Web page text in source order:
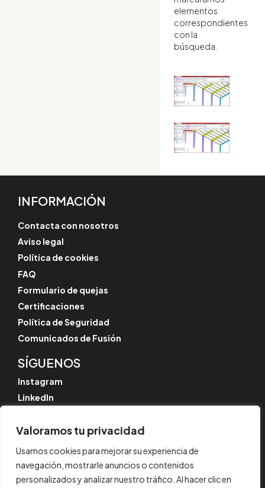
Valoramos tu privacidad
Usamos cookies para mejorar su experiencia de
navegación, mostrarle anuncios o contenidos
personalizados y analizar nuestro tráfico. Al hacer clic en
elementos
correspondientes
con la
búsqueda.
INFORMACIÓN
Contacta con nosotros
Aviso legal
Política de cookies
FAQ
Formulario de quejas
Certificaciones
Política de Seguridad
Comunicados de Fusión
SÍGUENOS
Instagram
LinkedIn
© CYPE Ingenieros, S.A.
Av. de Loring, 4